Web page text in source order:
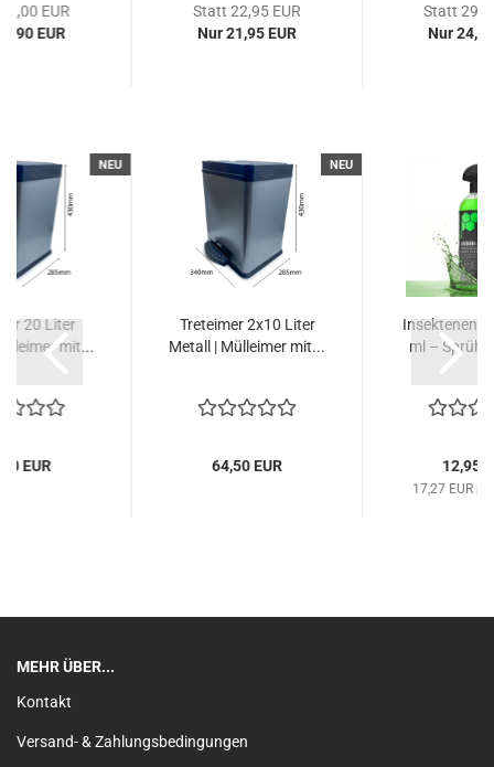
EUR
EUR
Statt 22,95 EUR
Nur 21,95 EUR
Statt
Nur
NEU
20 Liter
mit...
EUR
NEU
Treteimer 2x10 Liter
Metall | Mülleimer mit...
64,50 EUR
ml –
12,95
17,27 EUR
MEHR ÜBER...
Kontakt
Versand- & Zahlungsbedingungen